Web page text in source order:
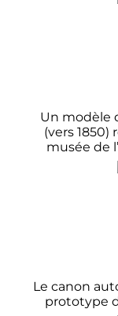
Un modèle
(vers
musée de
Le canon
prototype